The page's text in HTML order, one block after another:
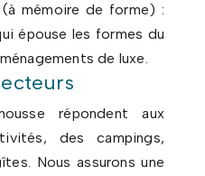
mémoire de forme) :
épouse les formes du
de luxe.
répondent aux
des campings,
Nous assurons une